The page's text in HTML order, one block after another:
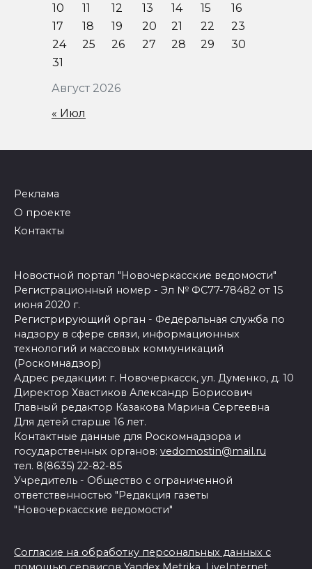
Август 2026
10
11 12 13 14 15
16
17
18 19 20 21 22
23
24
25 26 27 28 29
30
31
« Июл
Реклама
О проекте
Контакты
Новостной портал "Новочеркасские ведомости"
Регистрационный номер - Эл № ФС77-78482 от 15
июня 2020 г.
Регистрирующий орган - Федеральная служба по
надзору в сфере связи, информационных
технологий и массовых коммуникаций
(Роскомнадзор)
Адрес редакции: г. Новочеркасск, ул. Думенко, д. 10
Директор Хвастиков Александр Борисович
Главный редактор Казакова Марина Сергеевна
Для детей старше 16 лет.
Контактные данные для Роскомнадзора и
государственных органов: vedomostin@mail.ru
тел. 8(8635) 22-82-85
Учредитель - Общество с ограниченной
ответственностью "Редакция газеты
"Новочеркасские ведомости"
Согласие на обработку персональных данных с